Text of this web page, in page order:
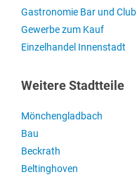
Gastronomie Bar und Club
Gewerbe zum Kauf
Einzelhandel Innenstadt
Weitere Stadtteile
Mönchengladbach
Bau
Beckrath
Beltinghoven